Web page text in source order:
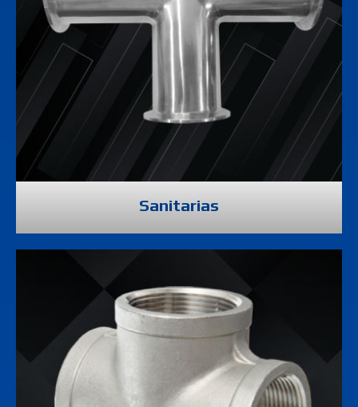
Sanitarias